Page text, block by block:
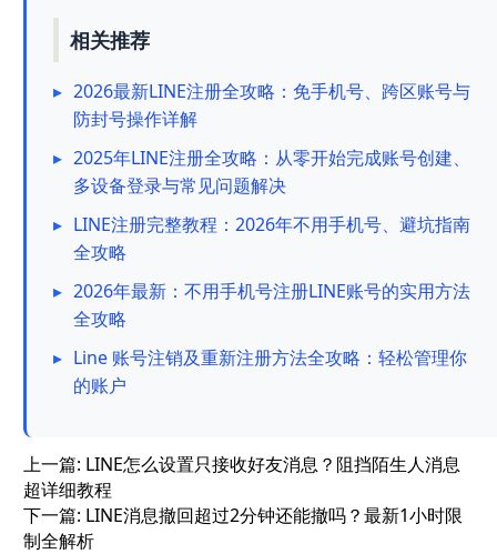
相关推荐
▸ 2026最新LINE注册全攻略：免手机号、跨区账号与
防封号操作详解
▸ 2025年LINE注册全攻略：从零开始完成账号创建、
多设备登录与常见问题解决
▸ LINE注册完整教程：2026年不用手机号、避坑指南
全攻略
▸ 2026年最新：不用手机号注册LINE账号的实用方法
全攻略
▸ Line 账号注销及重新注册方法全攻略：轻松管理你
的账户
上一篇: LINE怎么设置只接收好友消息？阻挡陌生人消息
超详细教程
下一篇: LINE消息撤回超过2分钟还能撤吗？最新1小时限
制全解析